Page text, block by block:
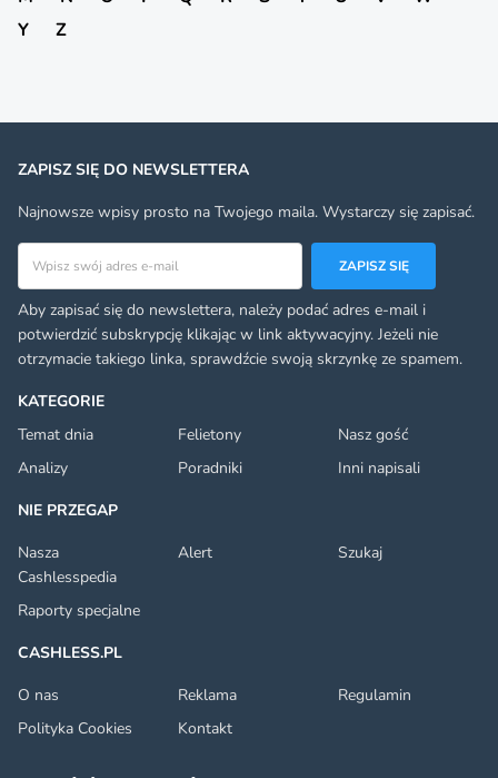
Y
Z
KATEGORIE
Temat dnia
Felietony
Nasz gość
Analizy
Poradniki
Inni napisali
NIE PRZEGAP
Nasza
Cashlesspedia
Alert Szukaj
Raporty specjalne
CASHLESS.PL
O nas
Reklama
Regulamin
Polityka Cookies
Kontakt
ZAPISZ SIĘ DO NEWSLETTERA
Najnowsze wpisy prosto na Twojego maila. Wystarczy się zapisać.
Adres email
ZAPISZ SIĘ
Aby zapisać się do newslettera, należy podać adres e-mail i
potwierdzić subskrypcję klikając w link aktywacyjny. Jeżeli nie
otrzymacie takiego linka, sprawdźcie swoją skrzynkę ze spamem.